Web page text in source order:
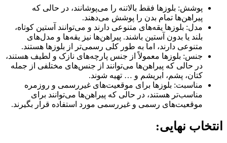
پوشش: بلوزها فقط بالاتنه را می‌پوشانند، در حالی که
پیراهن‌ها تمام بدن را پوشش می‌دهند.
مدل: بلوزها یقه‌های متنوعی دارند و می‌توانند آستین کوتاه،
بلند یا بدون آستین باشند. پیراهن‌ها نیز یقه‌ها و مدل‌های
متنوعی دارند، اما به طور کلی رسمی‌تر از بلوزها هستند.
جنس: بلوزها معمولاً از جنس پارچه‌های نازک و لطیف هستند،
در حالی که پیراهن‌ها می‌توانند از جنس‌های مختلفی از جمله
کتان، پشم، ابریشم و … تهیه شوند.
مناسبت: بلوزها برای موقعیت‌های غیررسمی و روزمره
مناسب‌تر هستند، در حالی که پیراهن‌ها می‌توانند برای
موقعیت‌های رسمی و غیررسمی مورد استفاده قرار بگیرند.
انتخاب نهایی: